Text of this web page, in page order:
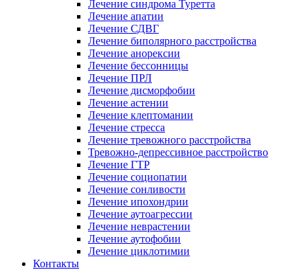
Лечение синдрома Туретта
Лечение апатии
Лечение СДВГ
Лечение биполярного расстройства
Лечение анорексии
Лечение бессонницы
Лечение ПРЛ
Лечение дисморфобии
Лечение астении
Лечение клептомании
Лечение стресса
Лечение тревожного расстройства
Тревожно-депрессивное расстройство
Лечение ГТР
Лечение социопатии
Лечение сонливости
Лечение ипохондрии
Лечение аутоагрессии
Лечение неврастении
Лечение аутофобии
Лечение циклотимии
Контакты